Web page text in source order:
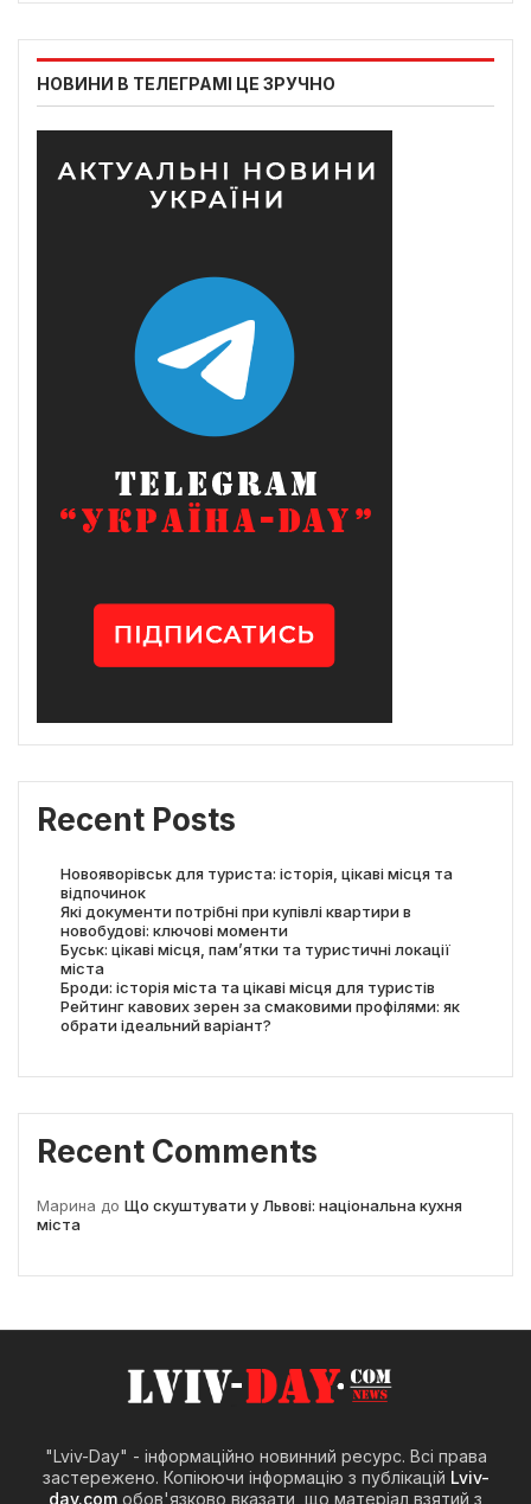
НОВИНИ В ТЕЛЕГРАМІ ЦЕ ЗРУЧНО
Recent Posts
Новояворівськ для туриста: історія, цікаві місця та
відпочинок
Які документи потрібні при купівлі квартири в
новобудові: ключові моменти
Буськ: цікаві місця, пам’ятки та туристичні локації
міста
Броди: історія міста та цікаві місця для туристів
Рейтинг кавових зерен за смаковими профілями: як
обрати ідеальний варіант?
Recent Comments
Марина до Що скуштувати у Львові: національна кухня
міста
"Lviv-Day" - інформаційно новинний ресурс. Всі права
застережено. Копіюючи інформацію з публікацій Lviv-
day.com обов'язково вказати, що матеріал взятий з